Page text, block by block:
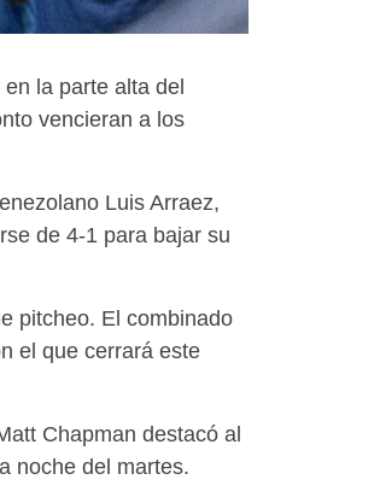
la parte alta del
vencieran a los
Luis Arraez,
de 4-1 para bajar su
pitcheo. El combinado
el que cerrará este
Chapman destacó al
noche del martes.